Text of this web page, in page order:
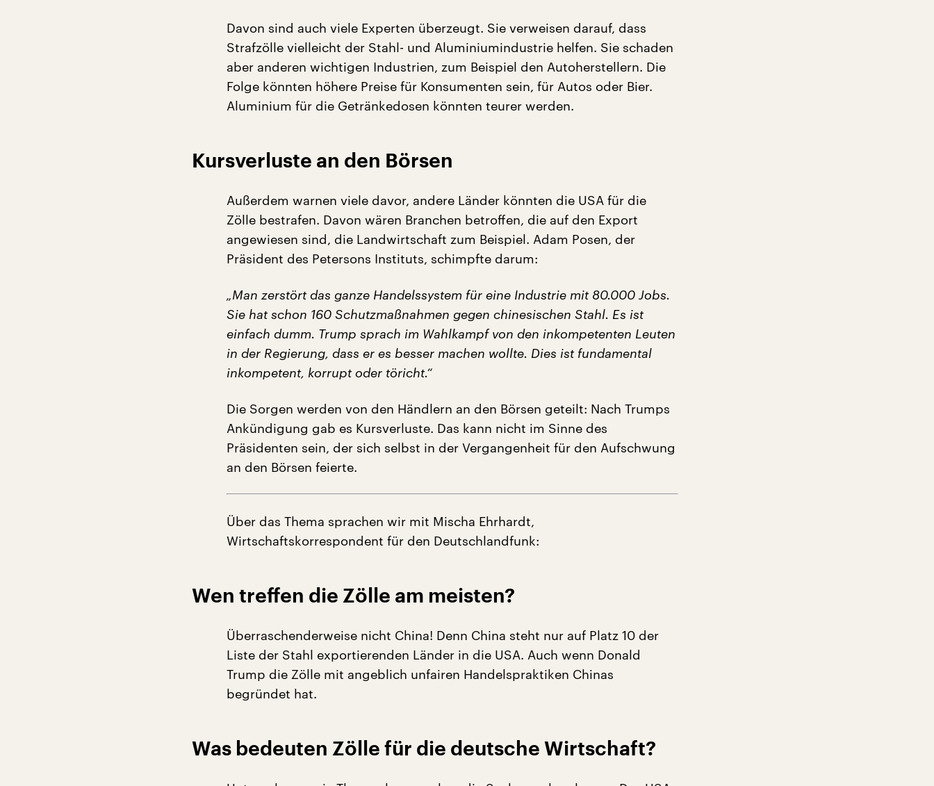
Davon sind auch viele Experten überzeugt. Sie verweisen darauf, dass
Strafzölle vielleicht der Stahl- und Aluminiumindustrie helfen. Sie schaden
aber anderen wichtigen Industrien, zum Beispiel den Autoherstellern. Die
Folge könnten höhere Preise für Konsumenten sein, für Autos oder Bier.
Aluminium für die Getränkedosen könnten teurer werden.
Kursverluste an den Börsen
Außerdem warnen viele davor, andere Länder könnten die USA für die
Zölle bestrafen. Davon wären Branchen betroffen, die auf den Export
angewiesen sind, die Landwirtschaft zum Beispiel. Adam Posen, der
Präsident des Petersons Instituts, schimpfte darum:
„Man zerstört das ganze Handelssystem für eine Industrie mit 80.000 Jobs.
Sie hat schon 160 Schutzmaßnahmen gegen chinesischen Stahl. Es ist
einfach dumm. Trump sprach im Wahlkampf von den inkompetenten Leuten
in der Regierung, dass er es besser machen wollte. Dies ist fundamental
inkompetent, korrupt oder töricht.“
Die Sorgen werden von den Händlern an den Börsen geteilt: Nach Trumps
Ankündigung gab es Kursverluste. Das kann nicht im Sinne des
Präsidenten sein, der sich selbst in der Vergangenheit für den Aufschwung
an den Börsen feierte.
Über das Thema sprachen wir mit Mischa Ehrhardt,
Wirtschaftskorrespondent für den Deutschlandfunk:
Wen treffen die Zölle am meisten?
Überraschenderweise nicht China! Denn China steht nur auf Platz 10 der
Liste der Stahl exportierenden Länder in die USA. Auch wenn Donald
Trump die Zölle mit angeblich unfairen Handelspraktiken Chinas
begründet hat.
Was bedeuten Zölle für die deutsche Wirtschaft?